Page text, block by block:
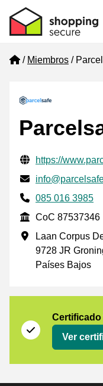
Home
Miembros
Información de
Website URL
https://
Envía un correo
Phone number
085 016 3985
CoC
CoC 87537346
Dirección de la
Laan Corpus
9728 JR
Países Bajos
Ver